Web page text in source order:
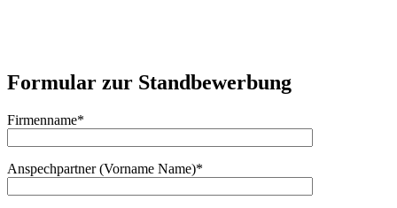
Formular zur Standbewerbung
Firmenname*
Anspechpartner (Vorname Name)*